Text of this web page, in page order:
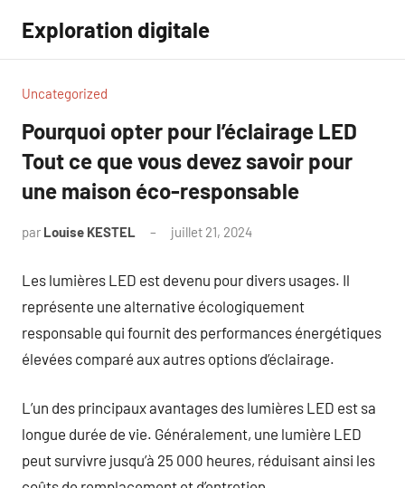
contenu
Exploration digitale
Uncategorized
Pourquoi opter pour l’éclairage LED
Tout ce que vous devez savoir pour
une maison éco-responsable
par Louise KESTEL juillet 21, 2024
Les lumières LED est devenu pour divers usages. Il
représente une alternative écologiquement
responsable qui fournit des performances énergétiques
élevées comparé aux autres options d’éclairage.
L’un des principaux avantages des lumières LED est sa
longue durée de vie. Généralement, une lumière LED
peut survivre jusqu’à 25 000 heures, réduisant ainsi les